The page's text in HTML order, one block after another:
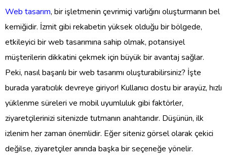
Web tasarım, bir işletmenin çevrimiçi varlığını oluşturmanın bel
kemiğidir. İzmit gibi rekabetin yüksek olduğu bir bölgede,
etkileyici bir web tasarımına sahip olmak, potansiyel
müşterilerin dikkatini çekmek için büyük bir avantaj sağlar.
Peki, nasıl başarılı bir web tasarımı oluşturabilirsiniz? İşte
burada yaratıcılık devreye giriyor! Kullanıcı dostu bir arayüz, hızlı
yüklenme süreleri ve mobil uyumluluk gibi faktörler,
ziyaretçilerinizi sitenizde tutmanın anahtarıdır. Düşünün, ilk
izlenim her zaman önemlidir. Eğer siteniz görsel olarak çekici
değilse, ziyaretçiler anında başka bir seçeneğe yönelir.